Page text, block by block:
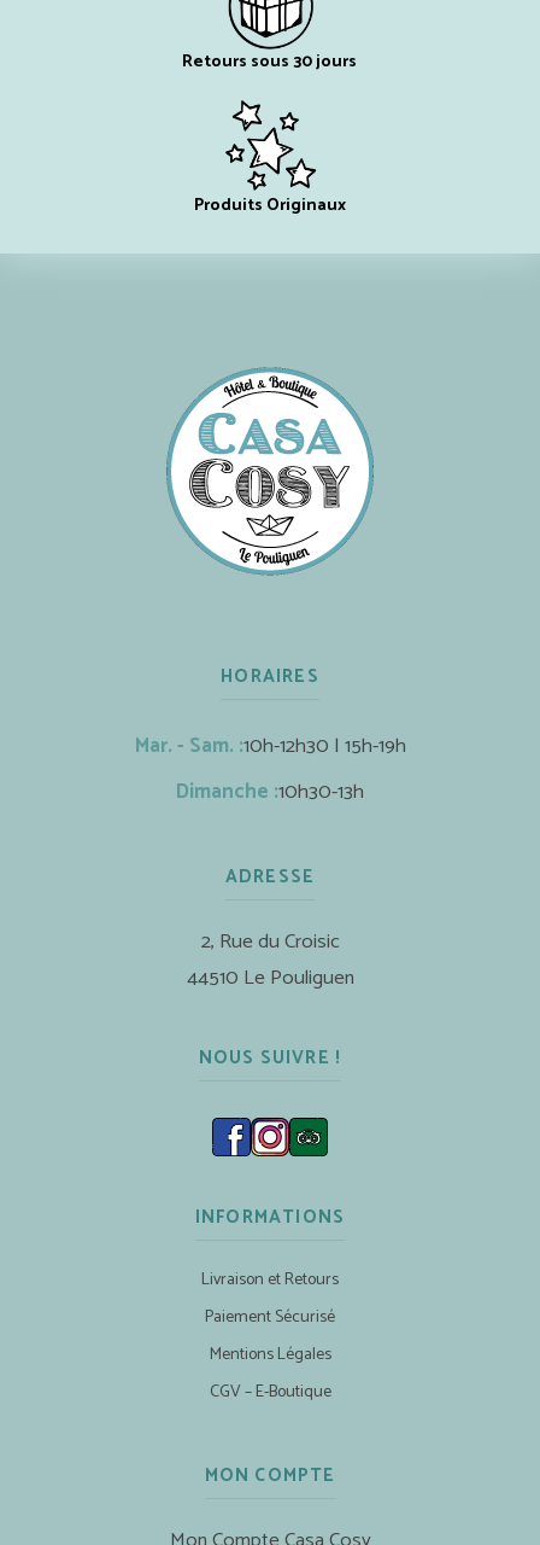
Retours sous 30 jours
Produits Originaux
HORAIRES
Mar. - Sam. :10h-12h30 | 15h-19h
Dimanche :10h30-13h
ADRESSE
2, Rue du Croisic
44510 Le Pouliguen
NOUS SUIVRE !
INFORMATIONS
Livraison et Retours
Paiement Sécurisé
Mentions Légales
CGV – E-Boutique
MON COMPTE